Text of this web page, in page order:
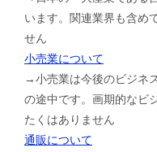
います。関連業界も含め
せん
小売業について
→小売業は今後のビジネ
の途中です。画期的なビ
たくはありません
通販について